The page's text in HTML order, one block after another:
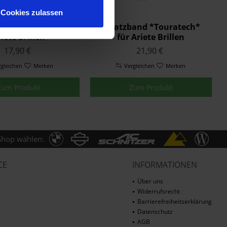
Cookies zulassen
klar für
Brillen
17,90 €
Merken
Produkt
Ersatzband *Touratech*
für Ariete Brillen
21,90 €
Vergleichen Merken
Zum Produkt
wählen:
INFORMATIONEN
Über uns
Widerrufsrecht
Barrierefreiheitserklärung
Datenschutz
AGB